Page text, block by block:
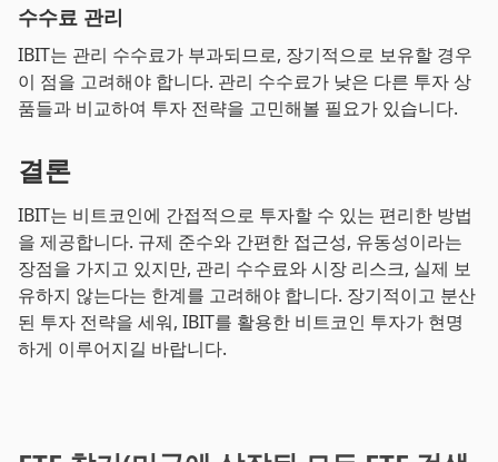
수수료 관리
IBIT는 관리 수수료가 부과되므로, 장기적으로 보유할 경우
이 점을 고려해야 합니다. 관리 수수료가 낮은 다른 투자 상
품들과 비교하여 투자 전략을 고민해볼 필요가 있습니다.
결론
IBIT는 비트코인에 간접적으로 투자할 수 있는 편리한 방법
을 제공합니다. 규제 준수와 간편한 접근성, 유동성이라는
장점을 가지고 있지만, 관리 수수료와 시장 리스크, 실제 보
유하지 않는다는 한계를 고려해야 합니다. 장기적이고 분산
된 투자 전략을 세워, IBIT를 활용한 비트코인 투자가 현명
하게 이루어지길 바랍니다.